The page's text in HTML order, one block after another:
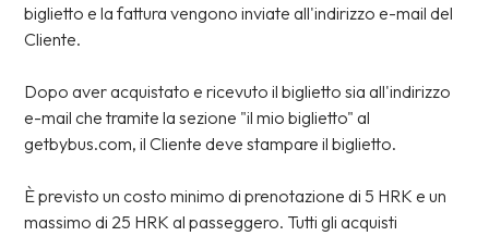
biglietto e la fattura vengono inviate all'indirizzo e-mail del
Cliente.
Dopo aver acquistato e ricevuto il biglietto sia all'indirizzo
e-mail che tramite la sezione "il mio biglietto" al
getbybus.com, il Cliente deve stampare il biglietto.
È previsto un costo minimo di prenotazione di 5 HRK e un
massimo di 25 HRK al passeggero. Tutti gli acquisti